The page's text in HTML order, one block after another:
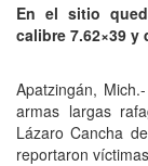
En el sitio
calibre
Apatzingán,
armas largas
Lázaro Cancha
reportaron